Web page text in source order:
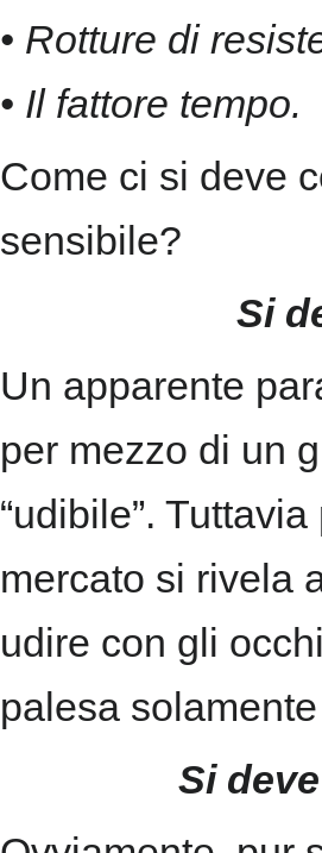
• Rotture di
• Il fattore tempo.
Come ci si deve
sensibile?
Si
Un apparente
per mezzo di un
“udibile”.
mercato si rivela
udire con gli
palesa
Si